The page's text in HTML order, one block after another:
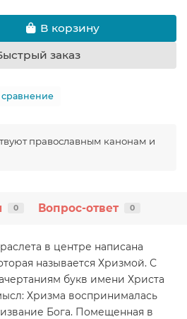
В корзину
заказ
сравнение
православным канонам и
0 Вопрос-ответ 0
в центре написана
называется Хризмой. С
букв имени Христа
Хризма воспринималась
Бога. Помещенная в